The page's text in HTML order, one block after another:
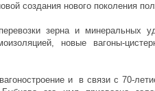
создания нового поколения
зерна и минеральных
новые вагоны-
и в связи с 70-